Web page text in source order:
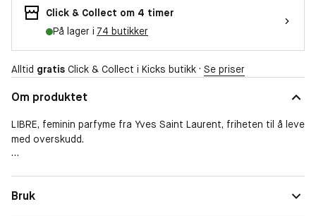
Click & Collect om 4 timer
På lager i 74 butikker
Alltid gratis Click & Collect i Kicks butikk · Se priser
Om produktet
LIBRE, feminin parfyme fra Yves Saint Laurent, friheten til å leve
med overskudd.
Parfymen til en sterk, modig og fri kvinne som eksperimenterer
med egen frihet.
Bruk